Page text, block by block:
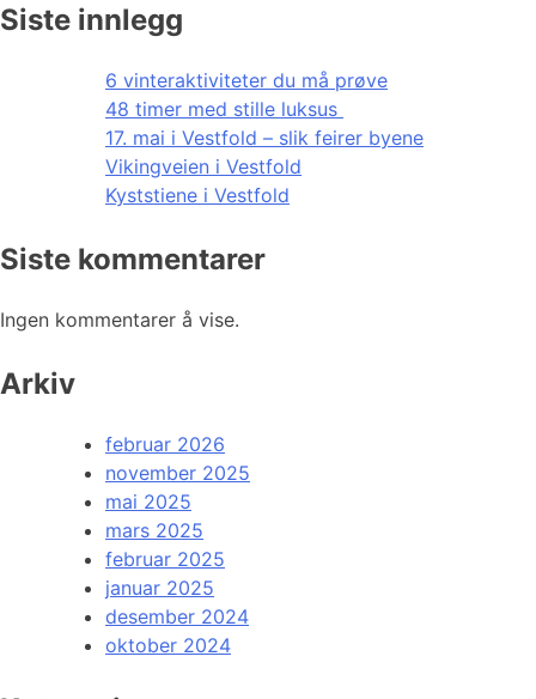
Siste innlegg
6 vinteraktiviteter du må prøve
48 timer med stille luksus
17. mai i Vestfold – slik feirer byene
Vikingveien i Vestfold
Kyststiene i Vestfold
Siste kommentarer
Ingen kommentarer å vise.
Arkiv
februar 2026
november 2025
mai 2025
mars 2025
februar 2025
januar 2025
desember 2024
oktober 2024